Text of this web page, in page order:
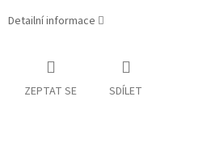
Detailní informace
ZEPTAT SE SDÍLET